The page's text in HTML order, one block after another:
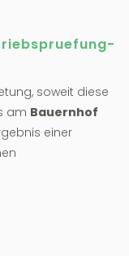
soweit diese
am Bauernhof
einer